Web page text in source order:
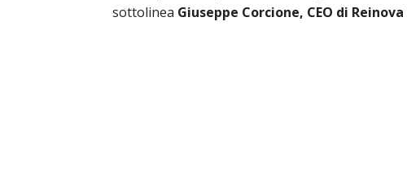
sottolinea Giuseppe Corcione, CEO di Reinova